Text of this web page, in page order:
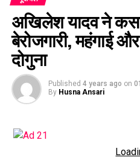
अखिलेश यादव ने
बेरोजगारी, महंगाई
दोगुना
Published 4 years ago on
By Husna Ansari